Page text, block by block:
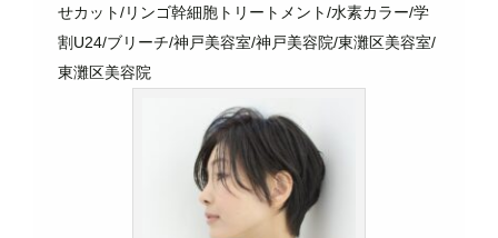
せカット/リンゴ幹細胞トリートメント/水素カラー/学
割 U24/ブリーチ/神戸美容室/神戸美容院/東灘区美容室/
東灘区美容院